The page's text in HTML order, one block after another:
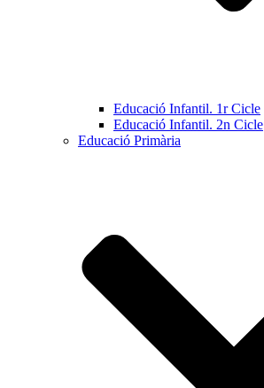
Educació Infantil. 1r Cicle
Educació Infantil. 2n Cicle
Educació Primària